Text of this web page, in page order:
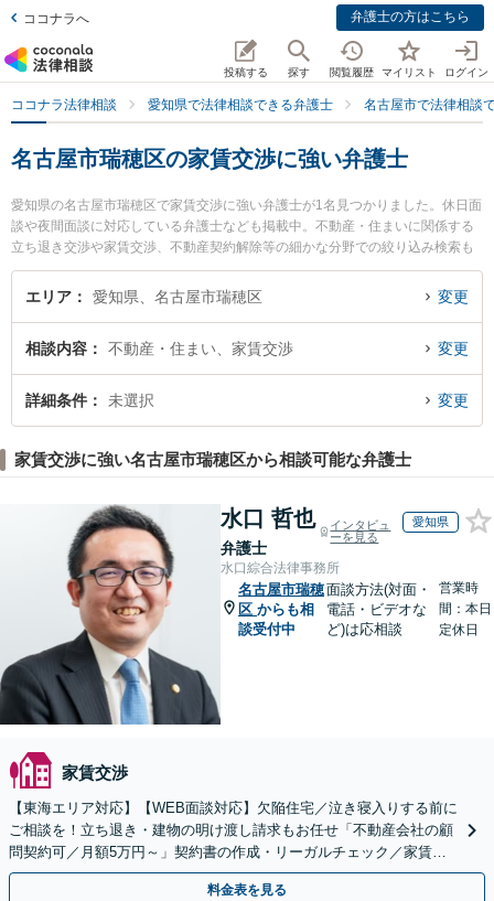
ココナラへ 弁護士の方はこちら
投稿する 探す 閲覧履歴 マイリスト ログイン
ココナラ法律相談 愛知県で法律相談できる弁護士 名古屋市で法律相談
名古屋市瑞穂区の家賃交渉に強い弁護士
愛知県の名古屋市瑞穂区で家賃交渉に強い弁護士が1名見つかりました。休日面
談や夜間面談に対応している弁護士なども掲載中。不動産・住まいに関係する
立ち退き交渉や家賃交渉、不動産契約解除等の細かな分野での絞り込み検索も
でき便利です。特に名古屋みずほ法律事務所の田本 伸雄弁護士のプロフィール
情報や弁護士費用、強みなどが注目されています。『名古屋市瑞穂区で土日や
家賃交渉を法律相談できる名古屋市瑞穂区内の弁護士に相談予約したい』など
でお困りの相談者さんにおすすめです。
エリア 愛知県、名古屋市瑞穂区 変更
相談内容 不動産・住まい、家賃交渉 変更
詳細条件 未選択 変更
家賃交渉に強い名古屋市瑞穂区から相談可能な弁護士
水口 哲也
弁護士
インタビュ
ーを見る
愛知県
水口綜合法律事務所
名古屋市瑞穂
区 からも相
談受付中
面談方法(対面・
電話・ビデオな
ど)は応相談
営業時
間：本日
定休日
家賃交渉
【東海エリア対応】【WEB面談対応】欠陥住宅／泣き寝入りする前に
ご相談を！立ち退き・建物の明け渡し請求もお任せ「不動産会社の顧
問契約可／月額5万円～」契約書の作成・リーガルチェック／家賃の
未払い対応／立退料の増額対応など【休日・夜間相談可】
料金表を見る